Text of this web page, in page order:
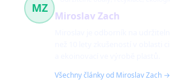
MZ
Miroslav Zach
Všechny články od Miroslav Zach →